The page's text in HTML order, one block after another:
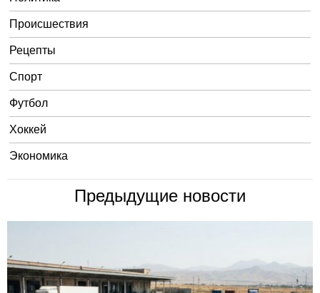
Происшествия
Рецепты
Спорт
Футбол
Хоккей
Экономика
Предыдущие новости